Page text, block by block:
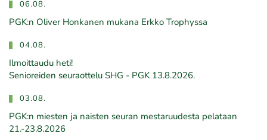
06.08.
PGK:n Oliver Honkanen mukana Erkko Trophyssa
04.08.
Ilmoittaudu heti!
​​​​​​​Senioreiden seuraottelu SHG - PGK 13.8.2026.
03.08.
PGK:n miesten ja naisten seuran mestaruudesta pelataan
21.-23.8.2026